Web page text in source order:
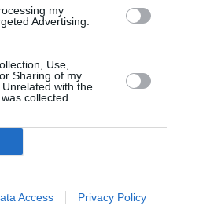
my
Advertising.
Use,
Sharing of my
with the
collected.
Access Privacy Policy
care, prin inițiativele sale,
de românii din diaspora.
că,
necesarăde a schimba